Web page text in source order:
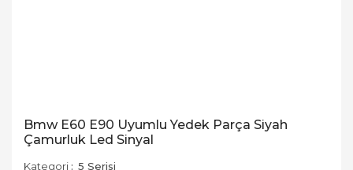
Bmw E60 E90 Uyumlu Yedek Parça Siyah
Çamurluk Led Sinyal
Kategori 5 Serisi